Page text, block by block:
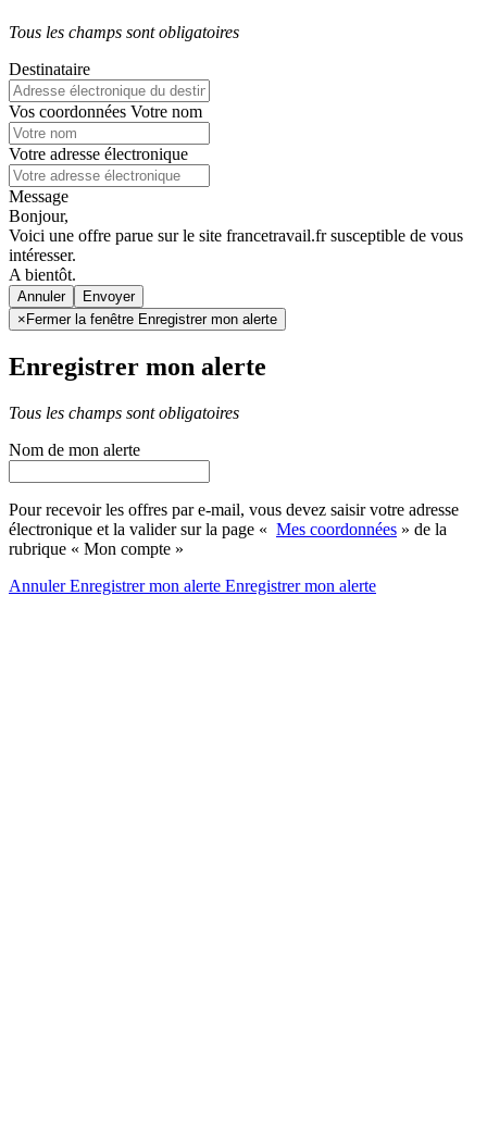
Tous les champs sont obligatoires
Destinataire
Vos coordonnées Votre nom
Votre adresse électronique
Message
Bonjour,
Voici une offre parue sur le site francetravail.fr susceptible de vous
intéresser.
A bientôt.
Annuler
× Fermer la fenêtre Enregistrer mon alerte
Enregistrer mon alerte
Tous les champs sont obligatoires
Nom de mon alerte
Pour recevoir les offres par e-mail, vous devez saisir votre adresse
électronique et la valider sur la page « Mes coordonnées » de la
rubrique « Mon compte »
AnnulerEnregistrer mon alerte Enregistrermon alerte